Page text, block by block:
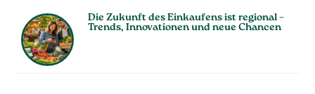
Die Zukunft des Einkaufens ist regional –
Trends, Innovationen und neue Chancen